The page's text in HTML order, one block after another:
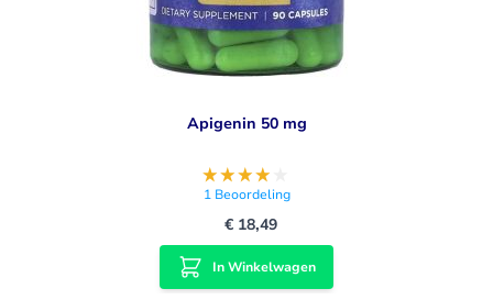
Apigenin 50 mg
1 Beoordeling
€ 18,49
In Winkelwagen